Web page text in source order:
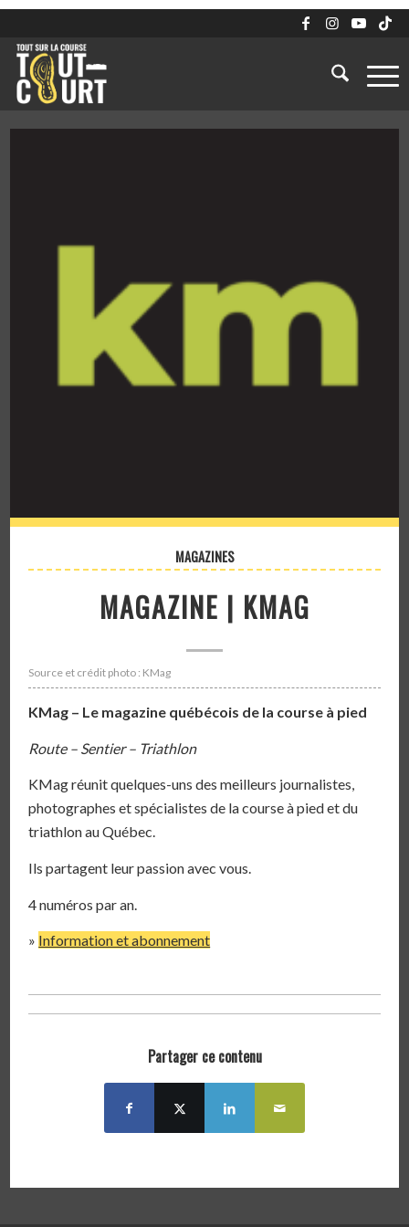
MAGAZINES
MAGAZINE | KMAG
Source et crédit photo : KMag
KMag – Le magazine québécois de la course à pied
Route – Sentier – Triathlon
KMag réunit quelques-uns des meilleurs journalistes,
photographes et spécialistes de la course à pied et du
triathlon au Québec.
Ils partagent leur passion avec vous.
4 numéros par an.
» Information et abonnement
Partager ce contenu